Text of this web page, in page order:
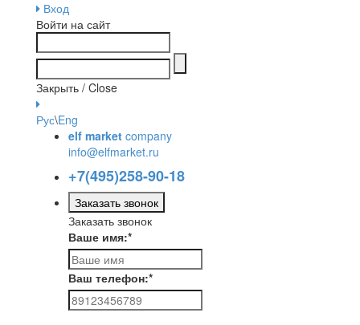
Вход
Войти на сайт
Закрыть / Close
Рус\Eng
elf market company
info@elfmarket.ru
+7(495)258-90-18
Заказать звонок
Заказать звонок
Ваше имя:*
Ваш телефон:*